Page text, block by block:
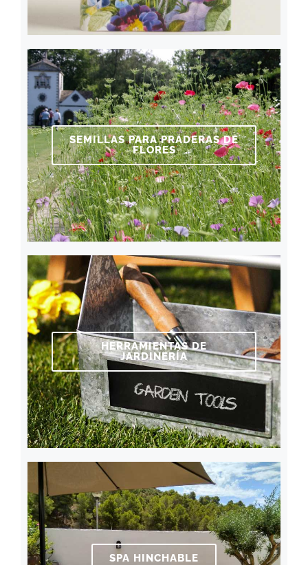
SEMILLAS PARA PRADERAS DE
FLORES
HERRAMIENTAS DE
JARDINERÍA
SPA HINCHABLE